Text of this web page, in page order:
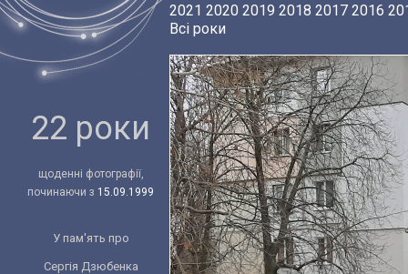
22 роки
щоденні фотографії,
починаючи з 15.09.1999
У пам'ять про
Сергія Дзюбенка
2021 2020 2019 2018 2017 2016
Всі роки